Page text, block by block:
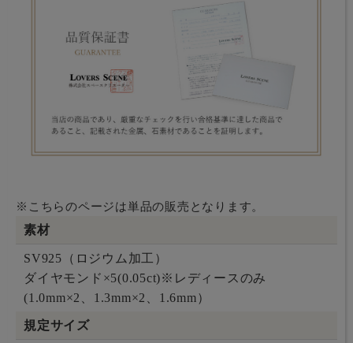
※こちらのページは単品の販売となります。
素材
SV925（ロジウム加工）
ダイヤモンド×5(0.05ct)※レディースのみ
(1.0mm×2、1.3mm×2、1.6mm）
規定サイズ